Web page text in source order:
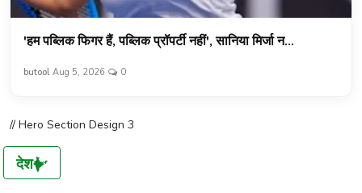
'हम पब्लिक फिगर हैं, पब्लिक प्रॉपर्टी नहीं', सानिया मिर्जा न...
butool Aug 5, 2026 0
// Hero Section Design 3
देश